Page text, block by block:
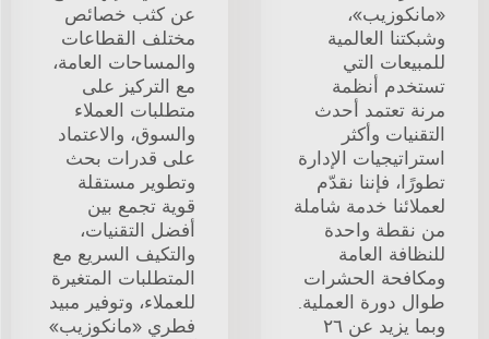
«مانكوزيب»،
وشبكتنا العالمية
للمبيعات التي
تستخدم أنظمة
مرنة تعتمد أحدث
التقنيات وأكثر
استراتيجيات الإدارة
تطورًا، فإننا نقدّم
لعملائنا خدمة شاملة
من نقطة واحدة
للنظافة العامة
ومكافحة الحشرات
طوال دورة العملية.
وبما يزيد عن ٢٦
عن كثب خصائص
مختلف القطاعات
والمساحات العامة،
مع التركيز على
متطلبات العملاء
والسوق، والاعتماد
على قدرات بحث
وتطوير مستقلة
قوية تجمع بين
أفضل التقنيات،
والتكيف السريع مع
المتطلبات المتغيرة
للعملاء، وتوفير مبيد
فطري «مانكوزيب»